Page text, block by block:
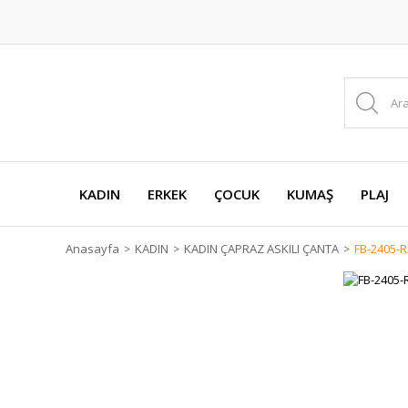
KADIN ERKEK ÇOCUK KUMAŞ PLAJ
Anasayfa KADIN KADIN ÇAPRAZ ASKILI ÇANTA FB-2405-